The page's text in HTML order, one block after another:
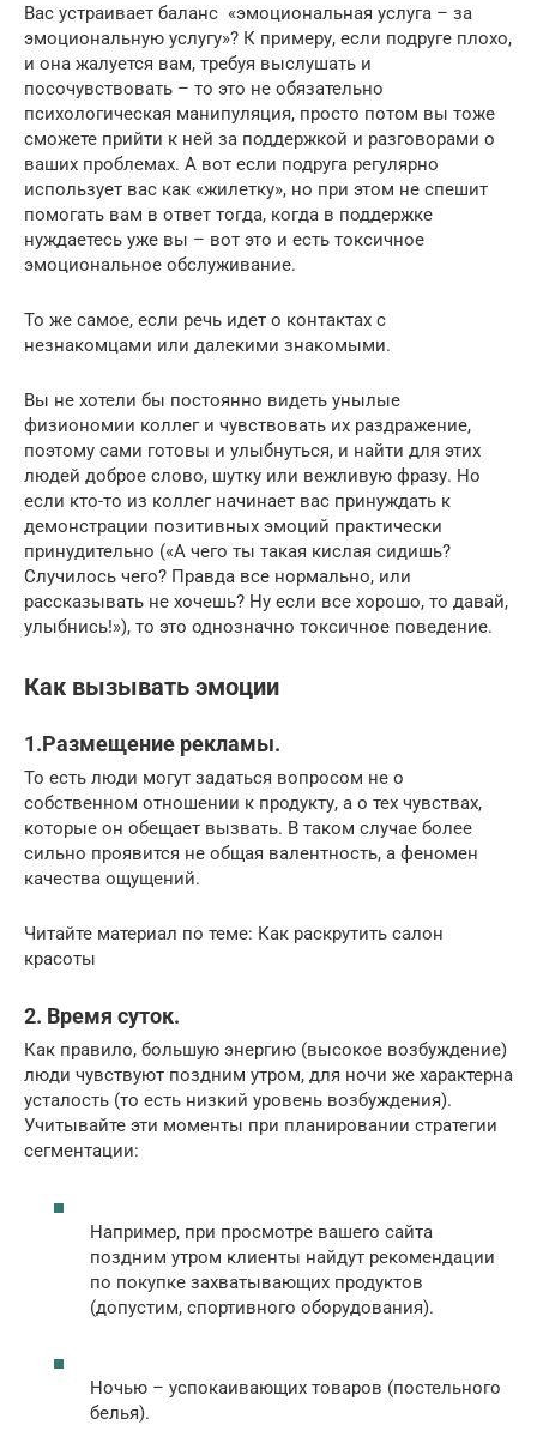
Вас устраивает баланс «эмоциональная услуга – за
эмоциональную услугу»? К примеру, если подруге плохо,
и она жалуется вам, требуя выслушать и
посочувствовать – то это не обязательно
психологическая манипуляция, просто потом вы тоже
сможете прийти к ней за поддержкой и разговорами о
ваших проблемах. А вот если подруга регулярно
использует вас как «жилетку», но при этом не спешит
помогать вам в ответ тогда, когда в поддержке
нуждаетесь уже вы – вот это и есть токсичное
эмоциональное обслуживание.
То же самое, если речь идет о контактах с
незнакомцами или далекими знакомыми.
Вы не хотели бы постоянно видеть унылые
физиономии коллег и чувствовать их раздражение,
поэтому сами готовы и улыбнуться, и найти для этих
людей доброе слово, шутку или вежливую фразу. Но
если кто-то из коллег начинает вас принуждать к
демонстрации позитивных эмоций практически
принудительно («А чего ты такая кислая сидишь?
Случилось чего? Правда все нормально, или
рассказывать не хочешь? Ну если все хорошо, то давай,
улыбнись!»), то это однозначно токсичное поведение.
Как вызывать эмоции
1.Размещение рекламы.
То есть люди могут задаться вопросом не о
собственном отношении к продукту, а о тех чувствах,
которые он обещает вызвать. В таком случае более
сильно проявится не общая валентность, а феномен
качества ощущений.
Читайте материал по теме: Как раскрутить салон
красоты
2. Время суток.
Как правило, большую энергию (высокое возбуждение)
люди чувствуют поздним утром, для ночи же характерна
усталость (то есть низкий уровень возбуждения).
Учитывайте эти моменты при планировании стратегии
сегментации:
Например, при просмотре вашего сайта
поздним утром клиенты найдут рекомендации
по покупке захватывающих продуктов
(допустим, спортивного оборудования).
Ночью – успокаивающих товаров (постельного
белья).